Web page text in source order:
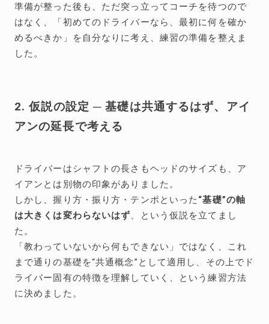
準備が整った後も、ただ突っ立ってコーチを待つので
はなく、「初めてのドライバーなら、最初に何を確か
めるべきか」を自分なりに考え、練習の準備を整えま
した。
2. 仮説の設定 ─ 基礎は共通するはず、アイ
アンの延長で考える
ドライバーはシャフトの長さもヘッドのサイズも、ア
イアンとは別物の印象がありました。
しかし、握り方・振り方・テンポといった “基礎”の軸
は大きくは変わらないはず、という仮説を立てまし
た。
「教わっていないから何もできない」ではなく、これ
まで通りの基礎を“共通概念”として適用し、その上でド
ライバー固有の特徴を理解していく、という練習方法
に決めました。